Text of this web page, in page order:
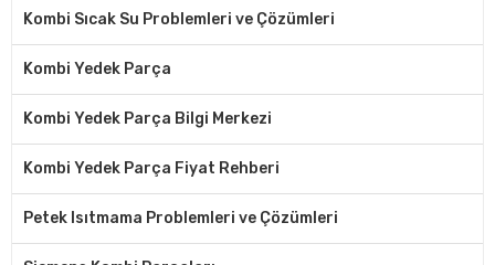
Kombi Sıcak Su Problemleri ve Çözümleri
Kombi Yedek Parça
Kombi Yedek Parça Bilgi Merkezi
Kombi Yedek Parça Fiyat Rehberi
Petek Isıtmama Problemleri ve Çözümleri